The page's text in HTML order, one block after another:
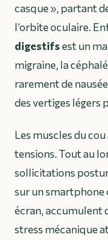
casque », partant
l’orbite oculaire.
digestifsest un
migraine, la
rarement de
des vertiges légers
Les muscles du
tensions. Tout au
sollicitations
sur un smartphone
écran, accumulent
stress mécanique